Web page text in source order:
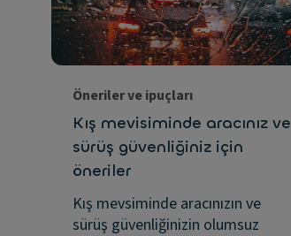
Öneriler ve ipuçları
Kış mevisiminde aracınız ve
sürüş güvenliğiniz için
öneriler
Kış mevsiminde aracınızın ve
sürüş güvenliğinizin olumsuz